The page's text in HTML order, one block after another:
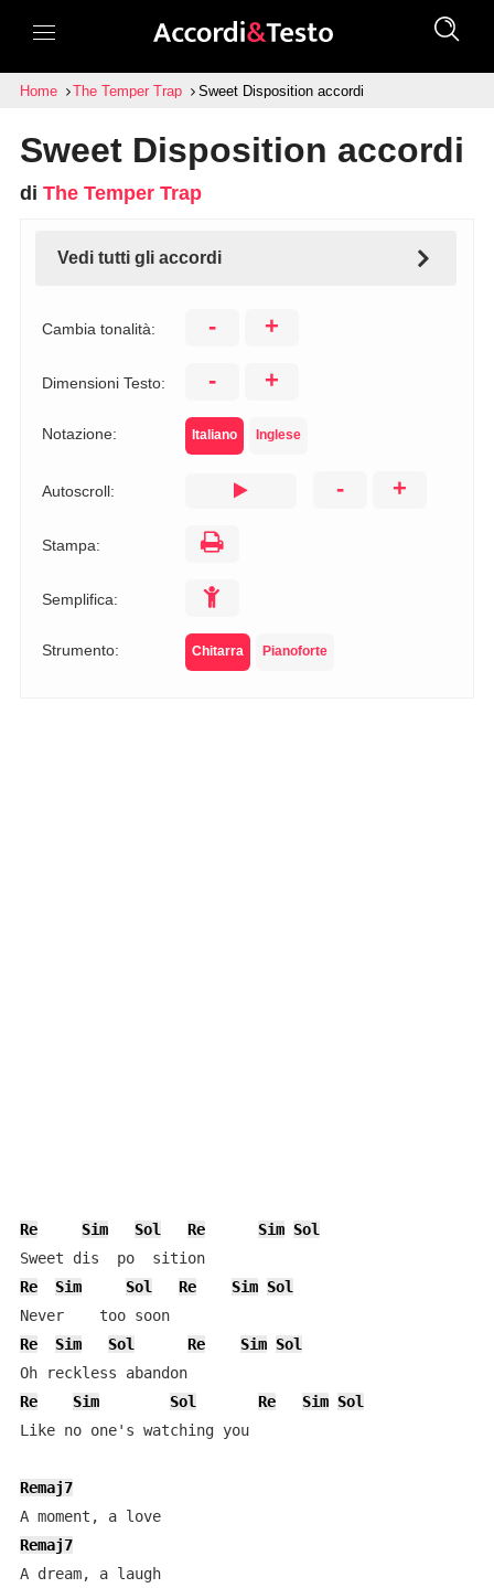
Home The Temper Trap Sweet Disposition accordi
Sweet Disposition accordi
di The Temper Trap
Vedi tutti gli accordi
Cambia tonalità: - +
Dimensioni Testo: - +
Notazione: Italiano Inglese
Autoscroll: - +
Stampa:
Semplifica:
Strumento: Chitarra Pianoforte
Re Sim Sol Re Sim Sol
Sweet dis  po  sition
Re
Sim Sol Re Sim Sol
Never    too soon
Re
Sim Sol Re Sim Sol
Oh reckless abandon
Re
Sim Sol Re Sim Sol
Like no one's watching you
Remaj7
A moment, a love
Remaj7
A dream, a laugh